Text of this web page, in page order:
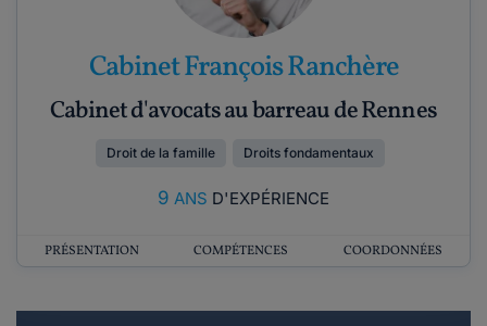
Cabinet François Ranchère
Cabinet d'avocats au barreau de Rennes
Droit de la famille Droits fondamentaux
9 ANS D'EXPÉRIENCE
PRÉSENTATION COMPÉTENCES COORDONNÉES